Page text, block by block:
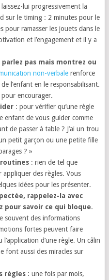
lui progressivement la
sur le timing : 2 minutes pour le
pour ramasser les jouets dans le
et l’engagement et il y a
pas mais montrez ou
non-verbale renforce
l’enfant en le responsabilisant.
encourager.
: pour vérifier qu’une règle
enfant de vous guider comme
de passer à table ? J’ai un trou
petit garçon ou une petite fille
? »
: rien de tel que
appliquer des règles. Vous
idées pour les présenter.
rappelez-la avec
pour savoir ce qui bloque.
souvent des informations
fortes peuvent faire
d’une règle. Un câlin
font aussi des miracles sur
règles : une fois par mois,